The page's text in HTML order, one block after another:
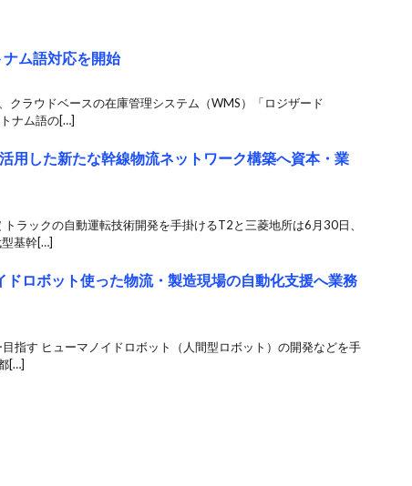
ム語対応を開始
クラウドベースの在庫管理システム（WMS）「ロジザード
ナム語の[…]
用した新たな幹線物流ネットワーク構築へ資本・業
ラックの自動運転技術開発を手掛けるT2と三菱地所は6月30日、
基幹[…]
ロボット使った物流・製造現場の自動化支援へ業務
指す ヒューマノイドロボット（人間型ロボット）の開発などを手
[…]